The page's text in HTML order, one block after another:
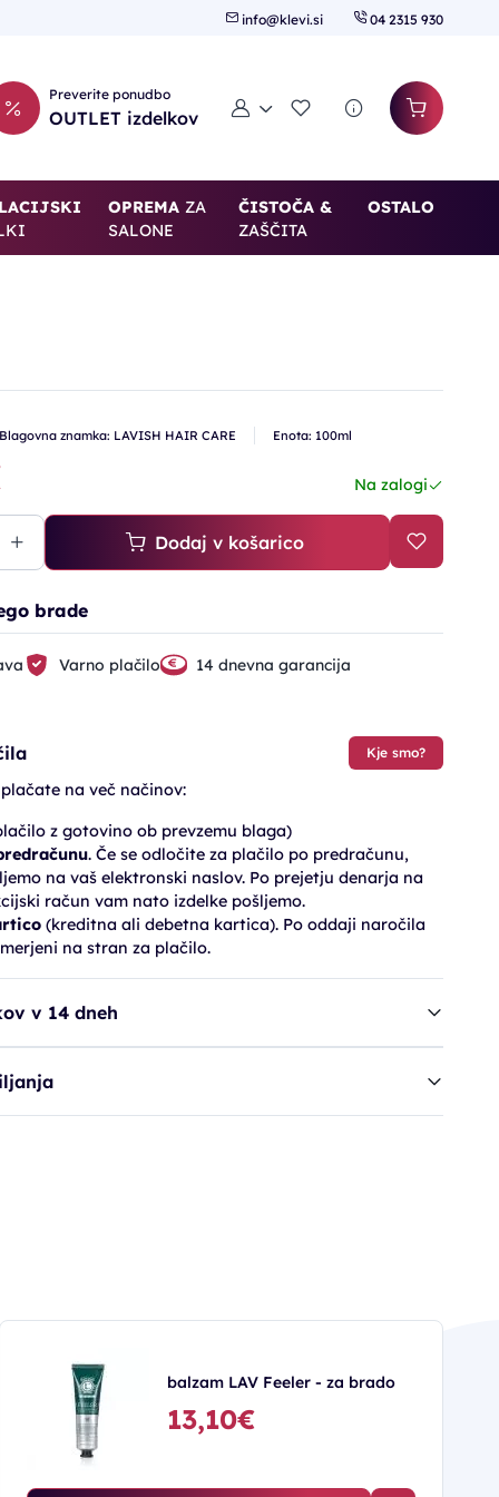
info@klevi.si 04 2315 930
Preverite ponudbo
OUTLET izdelkov Moj računSeznam želja
OPREMAZA
SALONE
ČISTOČA &
ZAŠČITA
OSTALO
Blagovna znamka: LAVISH HAIR CARE Enota: 100ml
Na zalogi
Dodaj v košarico
brade
Varno plačilo 14 dnevna garancija
Kje smo?
na več načinov:
z gotovino ob prevzemu blaga)
. Če se odločite za plačilo po predračunu,
na vaš elektronski naslov. Po prejetju denarja na
račun vam nato izdelke pošljemo.
(kreditna ali debetna kartica). Po oddaji naročila
na stran za plačilo.
v 14 dneh
balzam LAV Feeler - za brado
13,10€